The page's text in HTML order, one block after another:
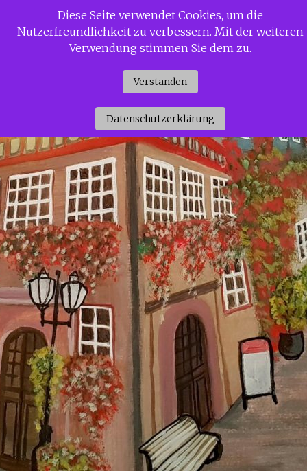
InhaltSiggi Gerdaus Welt
Diese Seite verwendet Cookies, um die
Nutzerfreundlichkeit zu verbessern. Mit der weiteren
Verwendung stimmen Sie dem zu.
Verstanden
Datenschutzerklärung